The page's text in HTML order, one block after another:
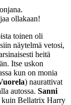
ollakaan!
toinen oli
näytelmä vetosi,
heitä
Itse uskon
kun on monia
) naurattivat
autossa. Sanni
kuin Bellatrix Harry